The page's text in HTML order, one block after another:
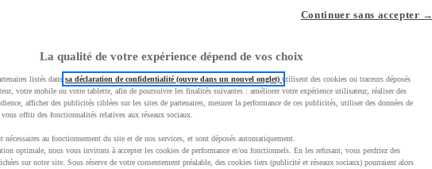
La qualité de votre expérience dépend de vos choix
listés dans sa déclaration de confidentialité (ouvre dans un nouvel onglet) utilisent des cookies ou traceurs déposés
votre mobile ou votre tablette, afin de poursuivre les finalités suivantes : améliorer votre expérience utilisateur, réaliser des
afficher des publicités ciblées sur les sites de partenaires, mesurer la performance de ces publicités, utiliser des données de
offrir des fonctionnalités relatives aux réseaux sociaux.
nécessaires au fonctionnement du site et de nos services, et sont déposés automatiquement.
optimale, nous vous invitons à accepter les cookies de performance et/ou fonctionnels. En les refusant, vous perdriez des
sur notre site. Sous réserve de votre consentement préalable, des cookies tiers (publicité et réseaux sociaux) pourraient alors
Continuer sans accepter →